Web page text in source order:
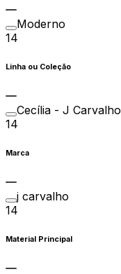
Moderno
14
Linha ou Coleção
Cecília - J Carvalho
14
Marca
j carvalho
14
Material Principal